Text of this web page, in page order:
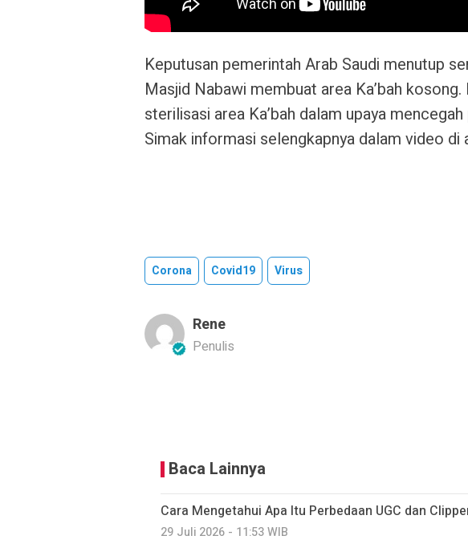
Keputusan pemerintah Arab Saudi menutup
Masjid Nabawi membuat area Ka’bah
sterilisasi area Ka’bah dalam upaya
Simak informasi selengkapnya dalam video di
Corona Covid19 Virus
Rene
Penulis
Baca Lainnya
Cara Mengetahui Apa Itu Perbedaan UGC dan
29 Juli 2026 - 11:53 WIB